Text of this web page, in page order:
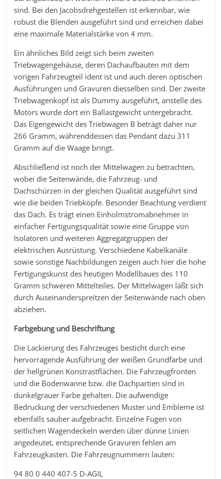
sind. Bei den Jacobsdrehgestellen ist erkennbar, wie
robust die Blenden ausgeführt sind und erreichen dabei
eine maximale Materialstärke von 4 mm.
Ein ähnliches Bild zeigt sich beim zweiten
Triebwagengehäuse, deren Dachaufbauten mit dem
vorigen Fahrzeugteil ident ist und auch deren optischen
Ausführungen und Gravuren diesselben sind. Der zweite
Triebwagenkopf ist als Dummy ausgeführt, anstelle des
Motors wurde dort ein Ballastgewicht untergebracht.
Das Eigengewicht des Triebwagen B beträgt daher nur
266 Gramm, währenddessen das Pendant dazu 311
Gramm auf die Waage bringt.
Abschließend ist noch der Mittelwagen zu betrachten,
wobei die Seitenwände, die Fahrzeug- und
Dachschürzen in der gleichen Qualität ausgeführt sind
wie die beiden Triebköpfe. Besonder Beachtung verdient
das Dach. Es trägt einen Einholmstromabnehmer in
einfacher Fertigungsqualität sowie eine Gruppe von
Isolatoren und weiteren Aggregatgruppen der
elektrischen Ausrüstung. Verschiedene Kabelkanäle
sowie sonstige Nachbildungen zeigen auch hier die hohe
Fertigungskunst des heutigen Modellbaues des 110
Gramm schweren Mittelteiles. Der Mittelwagen läßt sich
durch Auseinanderspreitzen der Seitenwände nach oben
abziehen.
Farbgebung und Beschriftung
Die Lackierung des Fahrzeuges besticht durch eine
hervorragende Ausführung der weißen Grundfarbe und
der hellgrünen Konstrastflächen. Die Fahrzeugfronten
und die Bodenwanne bzw. die Dachpartien sind in
dunkelgrauer Farbe gehalten. Die aufwendige
Bedruckung der verschiedenen Muster und Embleme ist
ebenfalls sauber aufgebracht. Einzelne Fugen von
seitlichen Wagendeckeln werden über dünne Linien
angedeutet, entsprechende Gravuren fehlen am
Fahrzeugkasten. Die Fahrzeugnummern lauten:
94 80 0 440 407-5 D-AGIL